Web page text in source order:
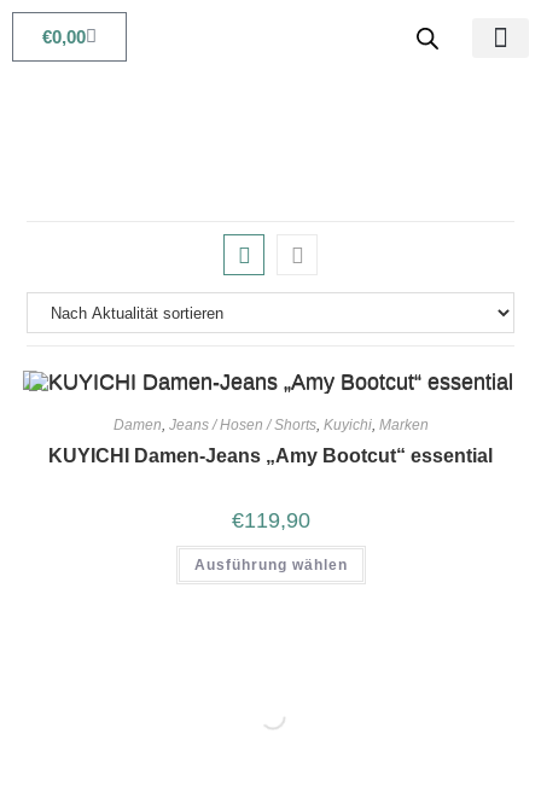
€0,00
Damen, Jeans / Hosen / Shorts, Kuyichi, Marken
KUYICHI Damen-Jeans „Amy Bootcut“ essential
€119,90
Ausführung wählen